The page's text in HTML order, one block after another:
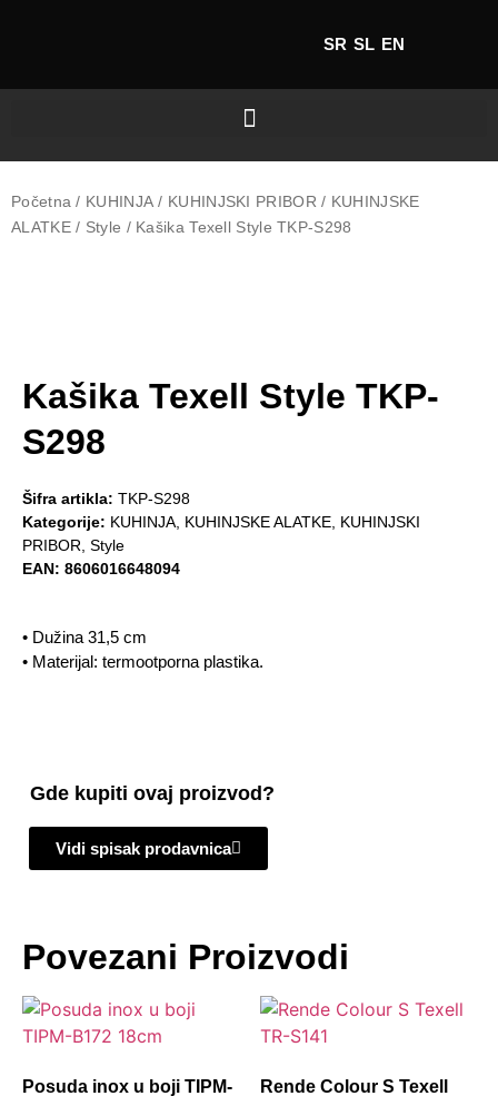
SR SL EN
Početna / KUHINJA / KUHINJSKI PRIBOR / KUHINJSKE
ALATKE/ Style / Kašika Texell Style TKP-S298
Kašika Texell Style TKP-
S298
Šifra artikla: TKP-S298
Kategorije: KUHINJA KUHINJSKE ALATKE KUHINJSKI
PRIBOR Style
EAN: 8606016648094
• Dužina 31,5 cm
• Materijal: termootporna plastika.
Gde kupiti ovaj proizvod?
Vidi spisak prodavnica
Povezani Proizvodi
Posuda inox u boji TIPM-
Rende Colour S Texell